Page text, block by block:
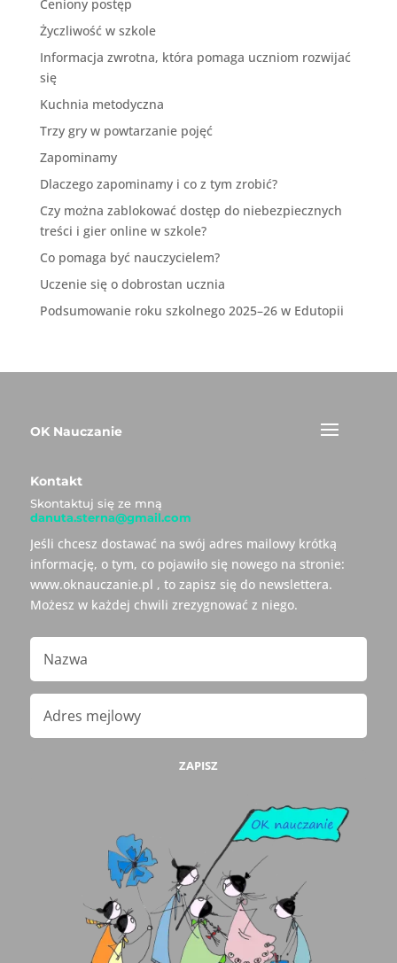
Ceniony postęp
Życzliwość w szkole
Informacja zwrotna, która pomaga uczniom rozwijać
się
Kuchnia metodyczna
Trzy gry w powtarzanie pojęć
Zapominamy
Dlaczego zapominamy i co z tym zrobić?
Czy można zablokować dostęp do niebezpiecznych
treści i gier online w szkole?
Co pomaga być nauczycielem?
Uczenie się o dobrostan ucznia
Podsumowanie roku szkolnego 2025–26 w Edutopii
OK Nauczanie
Kontakt
Skontaktuj się ze mną
danuta.sterna@gmail.com
Jeśli chcesz dostawać na swój adres mailowy krótką
informację, o tym, co pojawiło się nowego na stronie:
www.oknauczanie.pl , to zapisz się do newslettera.
Możesz w każdej chwili zrezygnować z niego.
ZAPISZ